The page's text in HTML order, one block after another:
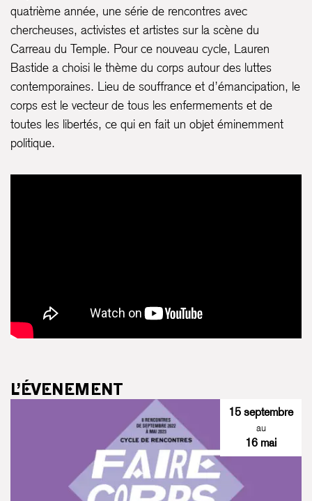
quatrième année, une série de rencontres avec
chercheuses, activistes et artistes sur la scène du
Carreau du Temple. Pour ce nouveau cycle, Lauren
Bastide a choisi le thème du corps autour des luttes
contemporaines. Lieu de souffrance et d’émancipation, le
corps est le vecteur de tous les enfermements et de
toutes les libertés, ce qui en fait un objet éminemment
politique.
L’ÉVENEMENT
15 septembre
au
16 mai